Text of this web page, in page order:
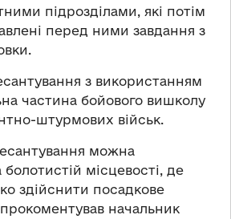
підрозділами, які потім
перед ними завдання з
з використанням
частина бойового вишколу
штурмових військ.
можна
болотистій місцевості, де
здійснити посадкове
начальник